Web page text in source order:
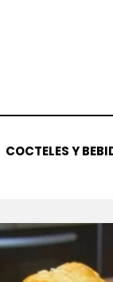
COCTELES Y